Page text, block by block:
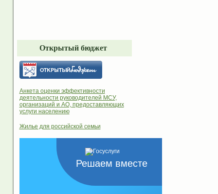
Открытый бюджет
Анкета оценки эффективности
деятельности руководителей МСУ,
организаций и АО, предоставляющих
услуги населению
Жилье для российской семьи
Решаем вместе